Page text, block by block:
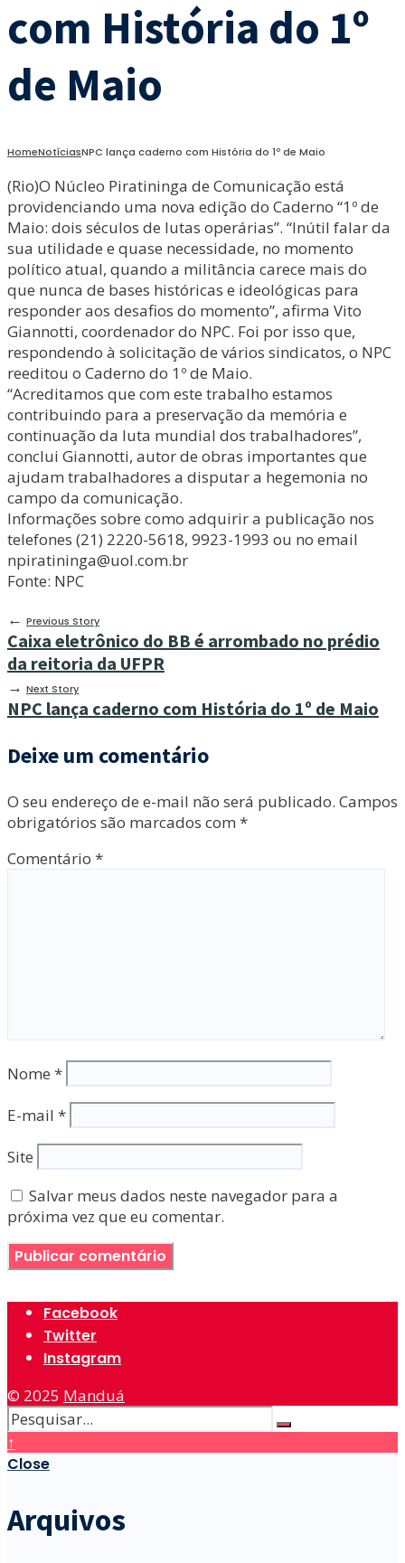
com História do 1º
de Maio
HomeNotíciasNPC lança caderno com História do 1º de Maio
(Rio)O Núcleo Piratininga de Comunicação está
providenciando uma nova edição do Caderno “1º de
Maio: dois séculos de lutas operárias”. “Inútil falar da
sua utilidade e quase necessidade, no momento
político atual, quando a militância carece mais do
que nunca de bases históricas e ideológicas para
responder aos desafios do momento”, afirma Vito
Giannotti, coordenador do NPC. Foi por isso que,
respondendo à solicitação de vários sindicatos, o NPC
reeditou o Caderno do 1º de Maio.
“Acreditamos que com este trabalho estamos
contribuindo para a preservação da memória e
continuação da luta mundial dos trabalhadores”,
conclui Giannotti, autor de obras importantes que
ajudam trabalhadores a disputar a hegemonia no
campo da comunicação.
Informações sobre como adquirir a publicação nos
telefones (21) 2220-5618, 9923-1993 ou no email
npiratininga@uol.com.br
Fonte: NPC
← Previous Story
Caixa eletrônico do BB é arrombado no prédio
da reitoria da UFPR
→ Next Story
NPC lança caderno com História do 1º de Maio
Deixe um comentário
O seu endereço de e-mail não será publicado. Campos
obrigatórios são marcados com *
Comentário *
Nome *
E-mail *
Site
Salvar meus dados neste navegador para a
próxima vez que eu comentar.
Facebook
Twitter
Instagram
© 2025 Manduá
↑
Close
Arquivos